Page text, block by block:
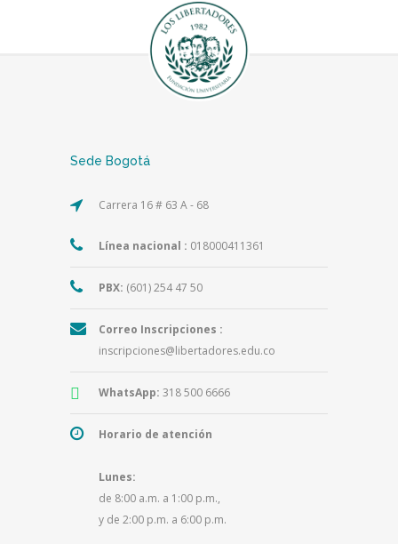
Sede Bogotá
Carrera 16 # 63 A - 68
Línea nacional : 018000411361
PBX: (601) 254 47 50
Correo Inscripciones :
inscripciones@libertadores.edu.co
WhatsApp: 318 500 6666
Horario de atención
Lunes:
de 8:00 a.m. a 1:00 p.m.,
y de 2:00 p.m. a 6:00 p.m.